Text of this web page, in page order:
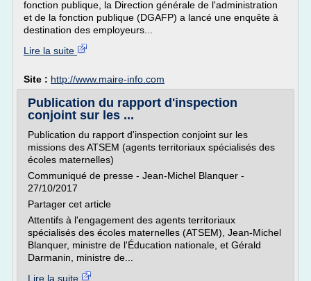
fonction publique, la Direction générale de l'administration
et de la fonction publique (DGAFP) a lancé une enquête à
destination des employeurs...
Lire la suite
Site : http://www.maire-info.com
Publication du rapport d'inspection
conjoint sur les ...
Publication du rapport d'inspection conjoint sur les
missions des ATSEM (agents territoriaux spécialisés des
écoles maternelles)
Communiqué de presse - Jean-Michel Blanquer -
27/10/2017
Partager cet article
Attentifs à l'engagement des agents territoriaux
spécialisés des écoles maternelles (ATSEM), Jean-Michel
Blanquer, ministre de l'Éducation nationale, et Gérald
Darmanin, ministre de...
Lire la suite